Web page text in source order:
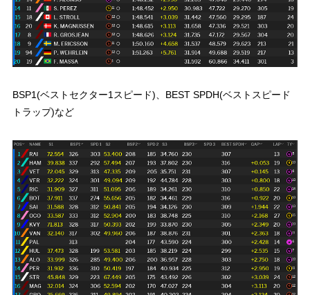
BSP1(ベストセクター1スピード)、BEST SPDH(ベストスピード
トラップ)など